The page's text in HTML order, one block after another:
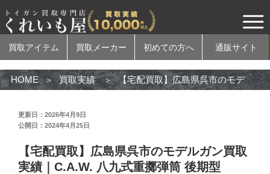
買取アイテム 買取メーカー 初めての方へ 通販サイト
買取アイテム
電動ガン
HOME 買取実績 【宅配買取】広島県呉市のモデルガン買取実績｜C.A.W. 八九式重擲弾筒 後期型MOVIE PROP
更新日：2026年4月9日
公開日：2024年4月25日
【宅配買取】広島県呉市のモデルガン買取
実績｜C.A.W. 八九式重擲弾筒 後期型